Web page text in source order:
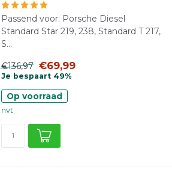
Passend voor: Porsche Diesel
Standard Star 219, 238, Standard T 217,
S...
€136,97 €69,99
Je bespaart 49%
Op voorraad
nvt